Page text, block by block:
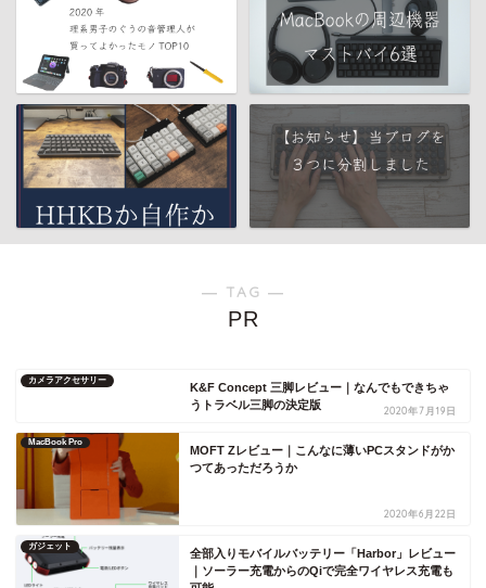
― TAG ―
PR
カメラアクセサリー
K&F Concept 三脚レビュー｜なんでもできちゃ
うトラベル三脚の決定版
2020年7月19日
MacBook Pro
MOFT Zレビュー｜こんなに薄いPCスタンドがか
つてあっただろうか
2020年6月22日
ガジェット
全部入りモバイルバッテリー「Harbor」レビュー
｜ソーラー充電からのQiで完全ワイヤレス充電も